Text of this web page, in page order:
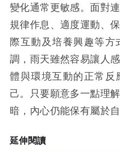
變化通常更敏感。面對
規律作息、適度運動、
際互動及培養興趣等方
調，雨天雖然容易讓人
體與環境互動的正常反
己。只要願意多一點理
暗，內心仍能保有屬於自
延伸閱讀